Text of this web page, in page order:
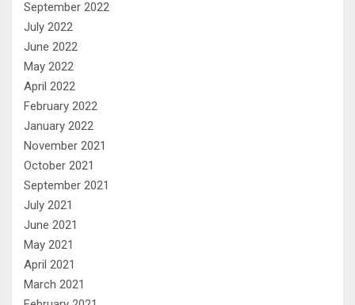
September 2022
July 2022
June 2022
May 2022
April 2022
February 2022
January 2022
November 2021
October 2021
September 2021
July 2021
June 2021
May 2021
April 2021
March 2021